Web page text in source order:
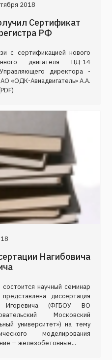
2018
Сертификат
РФ
с сертификацией нового
двигателя ПД-14
директора -
«ОДК-Авиадвигатель» А.А.
Нагибовича
научный семинар
диссертация
Игоревича (ФГБОУ ВО
Московский
университет») на тему
моделирования
– железобетонные...